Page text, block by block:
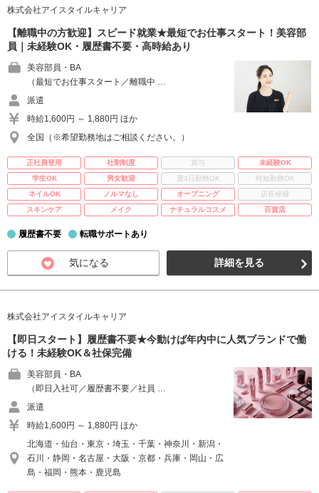
株式会社アイスタイルキャリア
【離職中の方歓迎】スピード就業★最短でお仕事スタート！美容部
員｜未経験OK・履歴書不要・高時給あり
美容部員・BA
（最短でお仕事スタート／離職中 …
派遣
時給1,600円 ～ 1,880円 ほか
全国（※希望勤務地はご相談ください。）
正社員登用 社割制度 賞与
未経験OK
学生OK
男女歓迎 週3日勤務OK
時短勤務OK
ネイルOK
ノルマなし オープニング
店長候補
スキンケア
メイク ナチュラルコスメ 百貨店
履歴書不要 転職サポートあり
気になる 詳細を見る
株式会社アイスタイルキャリア
【即日スタート】履歴書不要★今動けば年内中に人気ブランドで働
ける！未経験OK＆社保完備
美容部員・BA
（即日入社可／履歴書不要／社員 …
派遣
時給1,600円 ～ 1,880円 ほか
北海道・仙台・東京・埼玉・千葉・神奈川・新潟・
石川・静岡・名古屋・大阪・京都・兵庫・岡山・広
島・福岡・熊本・鹿児島